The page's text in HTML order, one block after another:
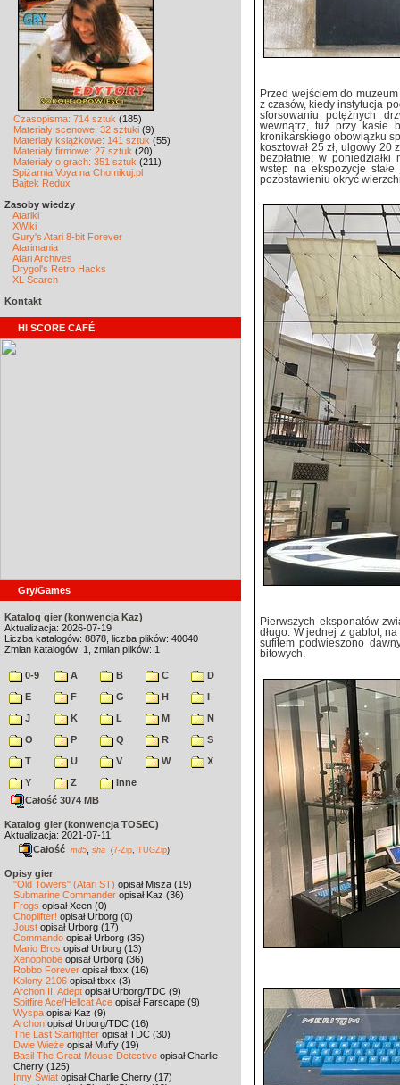
Czasopisma: 714 sztuk (185)
Materiały scenowe: 32 sztuki (9)
Materiały książkowe: 141 sztuk (55)
Materiały firmowe: 27 sztuk (20)
Materiały o grach: 351 sztuk (211)
Spiżarnia Voya na Chomikuj.pl
Bajtek Redux
Zasoby wiedzy
Atariki
XWiki
Gury's Atari 8-bit Forever
Atarimania
Atari Archives
Drygol's Retro Hacks
XL Search
Kontakt
HI SCORE CAFÉ
Gry/Games
Katalog gier (konwencja Kaz)
Aktualizacja: 2026-07-19
Liczba katalogów: 8878, liczba plików: 40040
Zmian katalogów: 1, zmian plików: 1
0-9 A B C
D
E
F G H
I
J
K L M
N
O
P Q R
S
T
U V W
X
Y
Z
inne
Całość 3074 MB
Katalog gier (konwencja TOSEC)
Aktualizacja: 2021-07-11
Całość md5 sha (7-Zip TUGZip)
Opisy gier
"Old Towers" (Atari ST) opisał Misza (19)
Submarine Commander opisał Kaz (36)
Frogs opisał Xeen (0)
Choplifter! opisał Urborg (0)
Joust opisał Urborg (17)
Commando opisał Urborg (35)
Mario Bros opisał Urborg (13)
Xenophobe opisał Urborg (36)
Robbo Forever opisał tbxx (16)
Kolony 2106 opisał tbxx (3)
Archon II: Adept opisał Urborg/TDC (9)
Spitfire Ace/Hellcat Ace opisał Farscape (9)
Wyspa opisał Kaz (9)
Archon opisał Urborg/TDC (16)
The Last Starfighter opisał TDC (30)
Dwie Wieże opisał Muffy (19)
Basil The Great Mouse Detective opisał Charlie
Cherry (125)
Inny Świat opisał Charlie Cherry (17)
Przed wejściem do
z czasów, kiedy instytucja
sforsowaniu potężnych
wewnątrz, tuż przy kasie
kronikarskiego obowiązku
kosztował 25 zł, ulgowy 20
bezpłatnie; w
wstęp na ekspozycje
pozostawieniu okryć
Pierwszych eksponatów
długo. W jednej z gablot,
sufitem podwieszono
bitowych.